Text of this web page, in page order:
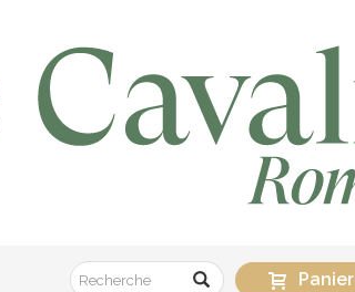
Panier